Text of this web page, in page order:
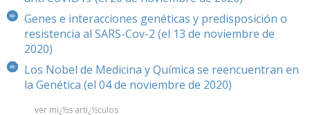
Genes e interacciones genéticas y predisposición o
resistencia al SARS-Cov-2 (el 13 de noviembre de
2020)
Los Nobel de Medicina y Química se reencuentran en
la Genética (el 04 de noviembre de 2020)
ver mï¿½s artï¿½culos